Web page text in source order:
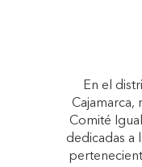
En el
Cajamarca,
Comité
dedicadas a